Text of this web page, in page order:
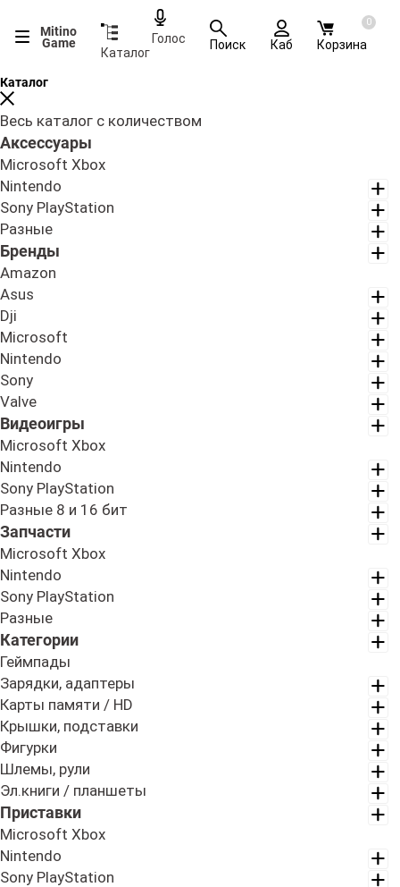
Mitino
Game
Каталог
Голос Поиск Каб
0
Корзина
Каталог
Весь каталог с количеством
Аксессуары
Microsoft Xbox
Nintendo
Sony PlayStation
Разные
Бренды
Amazon
Asus
Dji
Microsoft
Nintendo
Sony
Valve
Видеоигры
Microsoft Xbox
Nintendo
Sony PlayStation
Разные 8 и 16 бит
Запчасти
Microsoft Xbox
Nintendo
Sony PlayStation
Разные
Категории
Геймпады
Зарядки, адаптеры
Карты памяти / HD
Крышки, подставки
Фигурки
Шлемы, рули
Эл.книги / планшеты
Приставки
Microsoft Xbox
Nintendo
Sony PlayStation